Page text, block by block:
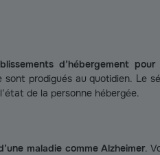
d’hébergement
sont prodigués au quotidien. Le
de la personne hébergée.
maladie comme Alzheimer.